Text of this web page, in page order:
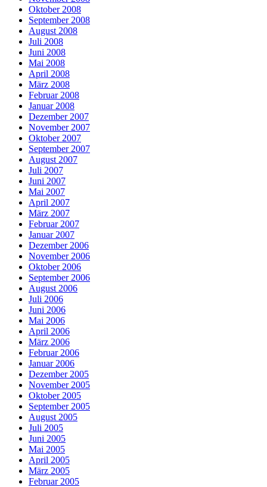
Oktober 2008
September 2008
August 2008
Juli 2008
Juni 2008
Mai 2008
April 2008
März 2008
Februar 2008
Januar 2008
Dezember 2007
November 2007
Oktober 2007
September 2007
August 2007
Juli 2007
Juni 2007
Mai 2007
April 2007
März 2007
Februar 2007
Januar 2007
Dezember 2006
November 2006
Oktober 2006
September 2006
August 2006
Juli 2006
Juni 2006
Mai 2006
April 2006
März 2006
Februar 2006
Januar 2006
Dezember 2005
November 2005
Oktober 2005
September 2005
August 2005
Juli 2005
Juni 2005
Mai 2005
April 2005
März 2005
Februar 2005